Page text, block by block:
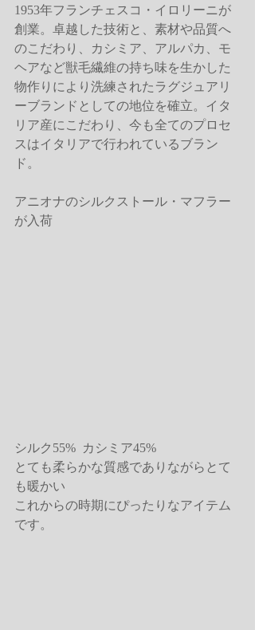
1953年フランチェスコ・イロリーニが
創業。卓越した技術と、素材や品質へ
のこだわり、カシミア、アルパカ、モ
ヘアなど獣毛繊維の持ち味を生かした
物作りにより洗練されたラグジュアリ
ーブランドとしての地位を確立。イタ
リア産にこだわり、今も全てのプロセ
スはイタリアで行われているブラン
ド。
アニオナのシルクストール・マフラー
が入荷
シルク55%  カシミア45%
とても柔らかな質感でありながらとて
も暖かい
これからの時期にぴったりなアイテム
です。